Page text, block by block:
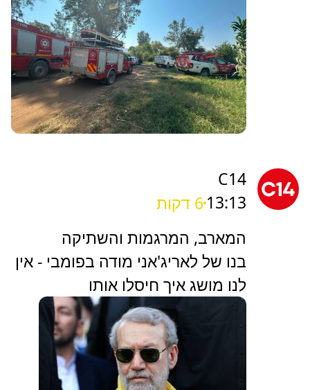
C14
13:13 6 דקות
המארב, המרגמות והשתיקה
בנו של לאריג'אני מודה בפומבי - אין
לנו מושג איך חיסלו אותו